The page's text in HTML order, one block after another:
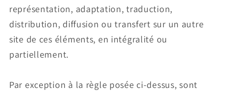
représentation, adaptation, traduction,
distribution, diffusion ou transfert sur un autre
site de ces éléments, en intégralité ou
partiellement.
Par exception à la règle posée ci-dessus, sont